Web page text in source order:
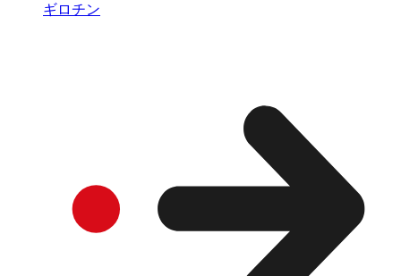
ギロチン